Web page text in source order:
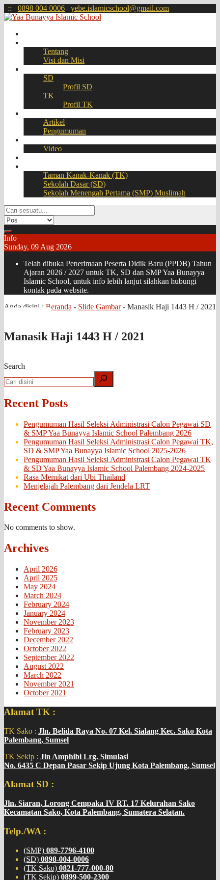
:: 0898 004 0006 yebe.islamicschool@gmail.com
Tentang
Visi dan Misi
SD
Profil SD
TK
Profil TK
Artikel
Pengumuman
Video
Taman Kanak-Kanak (TK)
Sekolah Dasar (SD)
Sekolah Menengah Pertama (SMP) Muslimah
Info
Sunday, 09 Aug 2026
Telah dibuka Penerimaan Peserta Didik Baru (PPDB) Tahun
Ajaran 2026 / 2027 untuk TK, SD dan SMP Yaa Bunayya
Islamic School, untuk info lebih lanjut silahkan hubungi
kontak pada website.
Anda disini : Beranda - Slide Gambar- Manasik Haji 1443 H / 2021
Manasik Haji 1443 H / 2021
Search
Recent Posts
Pengumuman Hasil Seleksi Administrasi Calon Pegawai SD
& SMP Yaa Bunayya Islamic School Palembang 2026
Pengumuman Hasil Seleksi Administrasi Calon Pegawai TK,
SD & SMP Yaa Bunayya Islamic School 2025-2026
Pengumuman Hasil Seleksi Administrasi Calon Pegawai TK
& SD Yaa Bunayya Islamic School Palembang 2024-2025
Rasa Memikat dari Ubi Thailand
Menjelajah Palembang dari Jendela LRT
Recent Comments
No comments to show.
Archives
April 2026
April 2025
May 2024
March 2024
February 2024
January 2024
November 2023
February 2023
December 2022
October 2022
September 2022
August 2022
March 2022
November 2021
October 2021
Alamat TK :
TK Sako : Jln. Belida Raya No. 07 Kel. Sialang Kec. Sako Kota
Palembang, Sumsel
TK Sekip : Jln Amphibi Lrg. Simulasi
No. 6435 C Depan Pasar Sekip Ujung Kota Palembang, Sumsel
Alamat SD :
Jln. Siaran, Lorong Cempaka IV RT. 17 Kelurahan Sako
Kecamatan Sako, Kota Palembang, Sumatera Selatan.
Telp./WA :
(SMP) 089-7796-4100
(SD) 0898-004-0006
(TK Sako) 0821-777-000-80
(TK Sekip) 0899-500-2300